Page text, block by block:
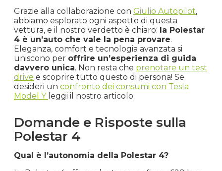
Grazie alla collaborazione con Giulio Autopilot,
abbiamo esplorato ogni aspetto di questa
vettura, e il nostro verdetto è chiaro: la Polestar
4 è un’auto che vale la pena provare.
Eleganza, comfort e tecnologia avanzata si
uniscono per offrire un’esperienza di guida
davvero unica. Non resta che prenotare un test
drive e scoprire tutto questo di persona! Se
desideri un confronto dei consumi con Tesla
Model Y leggi il nostro articolo.
Domande e Risposte sulla
Polestar 4
Qual è l’autonomia della Polestar 4?